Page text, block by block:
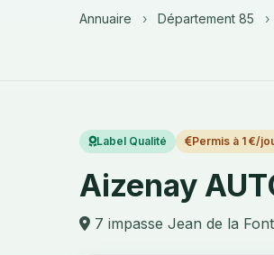
Annuaire › Département 85 ›
Label Qualité Permis à 1 €/
Aizenay
7 impasse Jean de la